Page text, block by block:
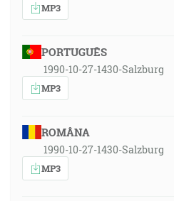
MP3
PORTUGUÊS
1990-10-27-1430-Salzburg
MP3
ROMÂNA
1990-10-27-1430-Salzburg
MP3